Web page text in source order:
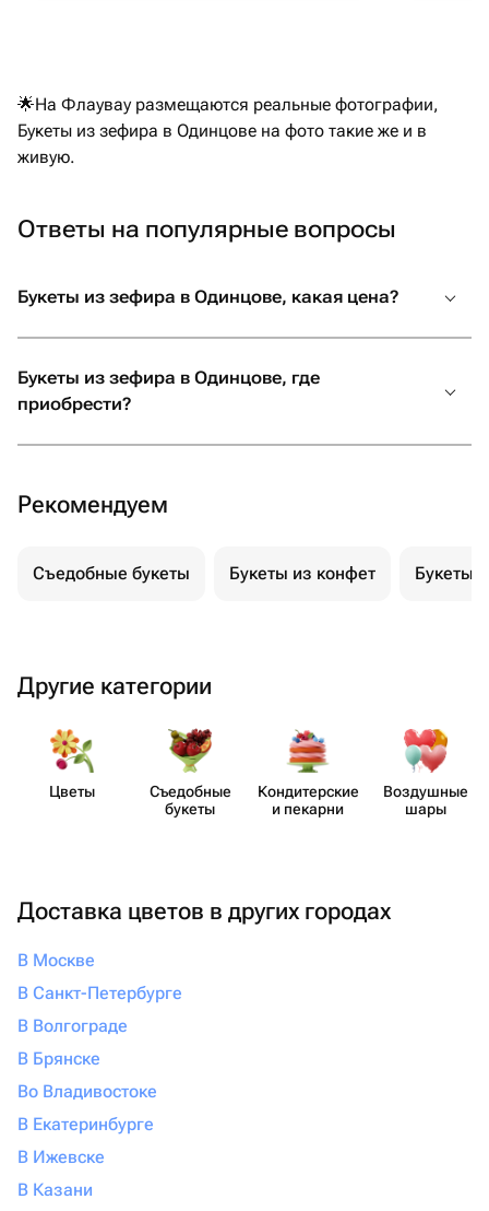
🌟На Флаувау размещаются реальные фотографии,
Букеты из зефира в Одинцове на фото такие же и в
живую.
Ответы на популярные вопросы
Букеты из зефира в Одинцове, какая цена?
Букеты из зефира в Одинцове, где
приобрести?
Рекомендуем
Съедобные букеты Букеты из конфет Букеты
Другие категории
Цветы
Съедобные
букеты
Кондит​ерские
и пекарни
Воздушные
шары
Доставка цветов в других городах
В Москве
В Санкт-Петербурге
В Волгограде
В Брянске
Во Владивостоке
В Екатеринбурге
В Ижевске
В Казани